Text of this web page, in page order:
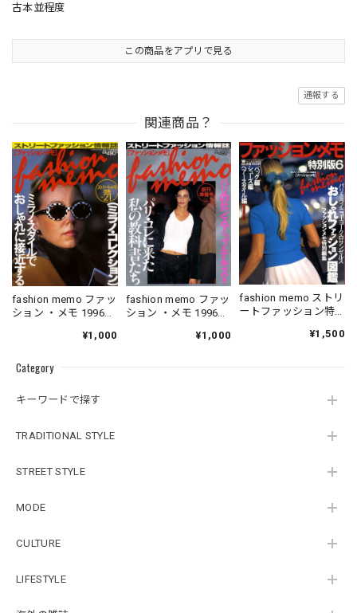
Category
キーワードで探す
TRADITIONAL STYLE
STREET STYLE
MODE
CULTURE
LIFESTYLE
古本並程度
この商品をアプリで見る
通報する
関連商品？
fashion memo ファッ
ション ・メモ 1996．
¥1,000
fashion memo ファッ
ション ・メモ 1996．
¥1,000
fashion memo ストリ
ートファッション特
¥1,500